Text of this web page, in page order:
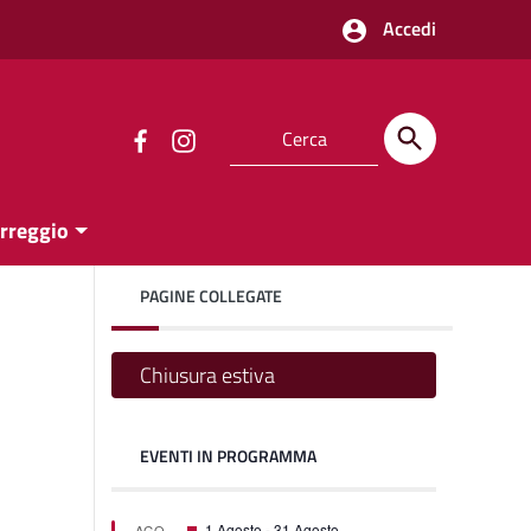
Accedi
PAGINE COLLEGATE
Chiusura estiva
EVENTI IN PROGRAMMA